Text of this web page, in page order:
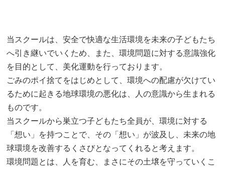
当スクールは、安全で快適な生活環境を未来の子どもたち
へ引き継いでいくため、また、環境問題に対する意識強化
を目的として、美化運動を行っております。
ごみのポイ捨てをはじめとして、環境への配慮が欠けてい
るために起きる地球環境の悪化は、人の意識から生まれる
ものです。
当スクールから巣立つ子どもたち全員が、環境に対する
「想い」を持つことで、その「想い」が波及し、未来の地
球環境を改善するくさびとなってくれると考えます。
環境問題とは、人を育む、まさにその土壌を守っていくこ